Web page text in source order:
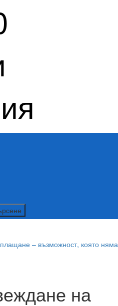
– възможност, която няма
на